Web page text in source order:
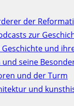
der
zur
Geschichte und
seine
und der Turm
und